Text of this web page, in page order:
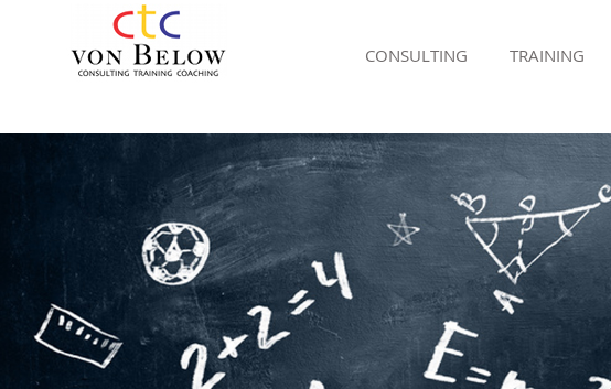
CONSULTING TRAINING